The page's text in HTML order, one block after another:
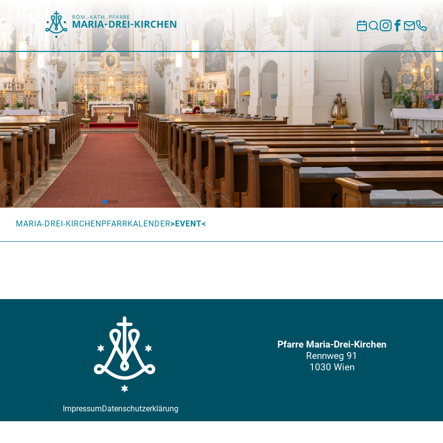
MARIA-DREI-KIRCHENPFARRKALENDER EVENT
Pfarre Maria-Drei-Kirchen
Rennweg 91
1030 Wien
ImpressumDatenschutzerklärung